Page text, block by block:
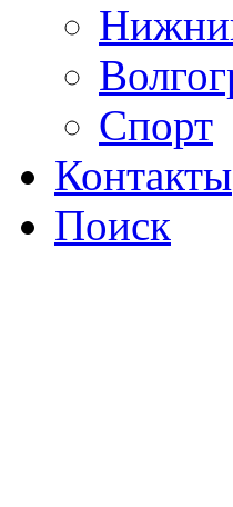
Спорт
Контакты
Поиск